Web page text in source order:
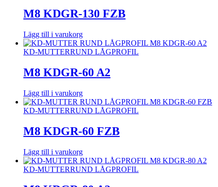
M8 KDGR-130 FZB
Lägg till i varukorg
KD-MUTTERRUND LÅGPROFIL
M8 KDGR-60 A2
Lägg till i varukorg
KD-MUTTERRUND LÅGPROFIL
M8 KDGR-60 FZB
Lägg till i varukorg
KD-MUTTERRUND LÅGPROFIL